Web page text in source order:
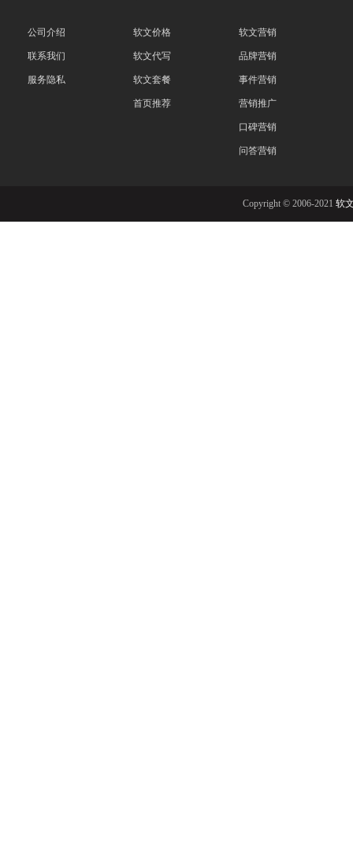
公司介绍
联系我们
服务隐私
软文价格
软文代写
软文套餐
首页推荐
软文营销
品牌营销
事件营销
营销推广
口碑营销
问答营销
Copyright © 2006-2021 软